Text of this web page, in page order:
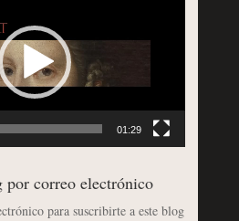
01:29
por correo electrónico
para suscribirte a este blog